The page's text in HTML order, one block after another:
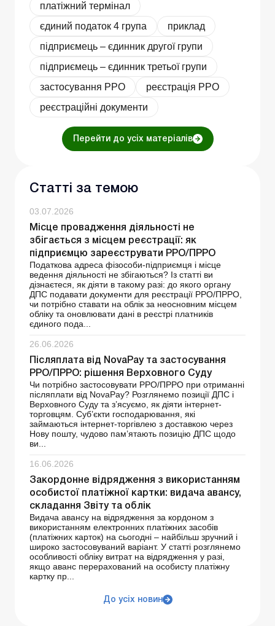
платіжний термінал
єдиний податок 4 група
приклад
підприємець – єдинник другої групи
підприємець – єдинник третьої групи
застосування РРО
реєстрація РРО
реєстраційні документи
Перейти до усіх матеріалів
Статті за темою
03.07.2026
Місце провадження діяльності не
збігається з місцем реєстрації: як
підприємцю зареєструвати РРО/ПРРО
Податкова адреса фізособи-підприємця і місце
ведення діяльності не збігаються? Із статті ви
дізнаєтеся, як діяти в такому разі: до якого органу
ДПС подавати документи для реєстрації РРО/ПРРО,
чи потрібно ставати на облік за неосновним місцем
обліку та оновлювати дані в реєстрі платників
єдиного пода...
26.06.2026
Післяплата від NovaРay та застосування
РРО/ПРРО: рішення Верховного Суду
Чи потрібно застосовувати РРО/ПРРО при отриманні
післяплати від NovaPay? Розглянемо позиції ДПС і
Верховного Суду та з’ясуємо, як діяти інтернет-
торговцям. Суб’єкти господарювання, які
займаються інтернет-торгівлею з доставкою через
Нову пошту, чудово пам’ятають позицію ДПС щодо
ви...
16.06.2026
Закордонне відрядження з використанням
особистої платіжної картки: видача авансу,
складання Звіту та облік
Видача авансу на відрядження за кордоном з
використанням електронних платіжних засобів
(платіжних карток) на сьогодні – найбільш зручний і
широко застосовуваний варіант. У статті розглянемо
особливості обліку витрат на відрядження у разі,
якщо аванс перерахований на особисту платіжну
картку пр...
До усіх новин